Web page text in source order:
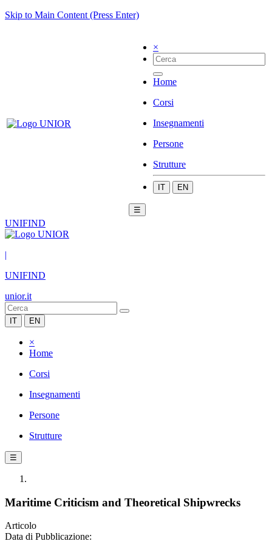
Skip to Main Content (Press Enter)
×
Home
Corsi
Insegnamenti
Persone
Strutture
IT EN
☰
UNIFIND
|
UNIFIND
unior.it
IT EN
×
Home
Corsi
Insegnamenti
Persone
Strutture
☰
Maritime Criticism and Theoretical Shipwrecks
Articolo
Data di Pubblicazione: